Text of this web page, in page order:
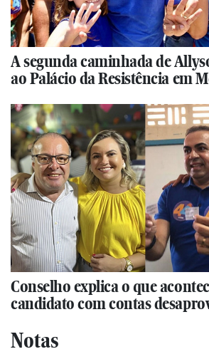
A segunda caminhada de
ao Palácio da Resistência em
Conselho explica o que
candidato com contas
Notas